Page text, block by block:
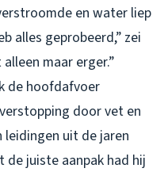
en water liep
alles geprobeerd,” zei
maar erger.”
de hoofdafvoer
door vet en
uit de jaren
juiste aanpak had hij